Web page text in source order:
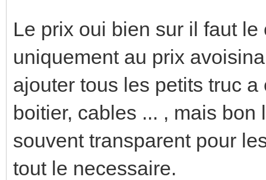
Le prix oui bien sur il faut
uniquement au prix
ajouter tous les petits truc
boitier, cables ... , mais
souvent transparent pour
tout le necessaire.